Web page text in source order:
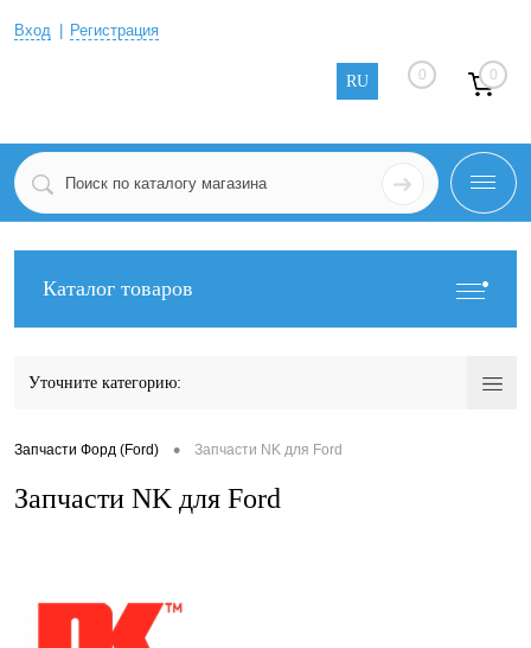
Вход Регистрация
RU 0 0
Каталог товаров
Уточните категорию:
Запчасти Форд (Ford) • Запчасти NK для Ford
Запчасти NK для Ford